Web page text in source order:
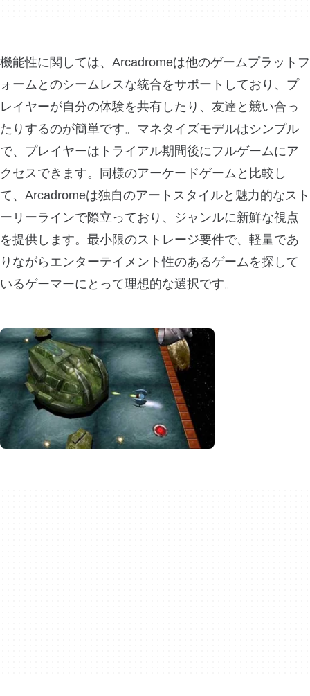
機能性に関しては、Arcadromeは他のゲームプラットフ
ォームとのシームレスな統合をサポートしており、プ
レイヤーが自分の体験を共有したり、友達と競い合っ
たりするのが簡単です。マネタイズモデルはシンプル
で、プレイヤーはトライアル期間後にフルゲームにア
クセスできます。同様のアーケードゲームと比較し
て、Arcadromeは独自のアートスタイルと魅力的なスト
ーリーラインで際立っており、ジャンルに新鮮な視点
を提供します。最小限のストレージ要件で、軽量であ
りながらエンターテイメント性のあるゲームを探して
いるゲーマーにとって理想的な選択です。